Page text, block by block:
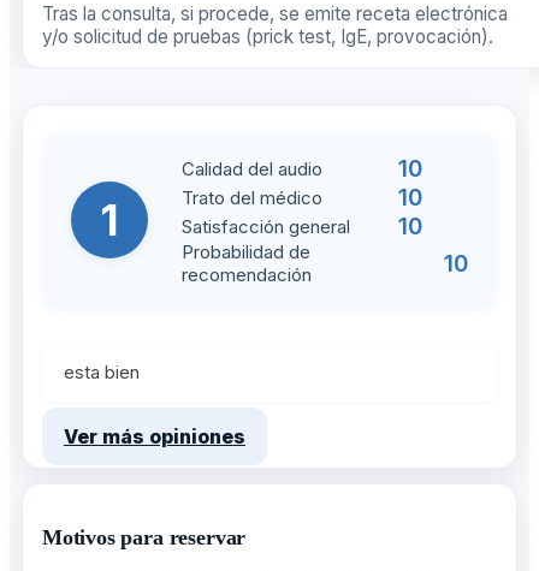
Tras la consulta, si procede, se emite receta electrónica
y/o solicitud de pruebas (prick test, IgE, provocación).
1
Calidad del audio 10
Trato del médico 10
Satisfacción general 10
Probabilidad de
recomendación
10
esta bien
Ver más opiniones
Motivos para reservar